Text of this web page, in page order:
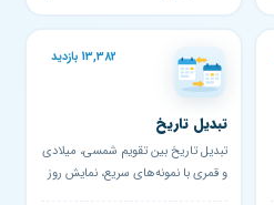
13,382 بازدید
تبدیل تاریخ
تبدیل تاریخ بین تقویم شمسی، میلادی
و قمری با نمونه‌های سریع، نمایش روز